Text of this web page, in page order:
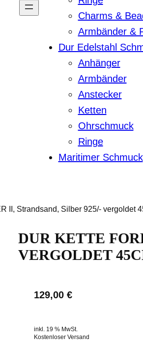
Charms &
Armbänder &
Dur Edelstahl
Anhänger
Armbänder
Anstecker
Ketten
Ohrschmuck
Ringe
Maritimer Schmuck
II, Strandsand, Silber 925/- vergoldet
DUR KETTE
VERGOLDET
129,00 €
inkl. 19 % MwSt.
Kostenloser Versand